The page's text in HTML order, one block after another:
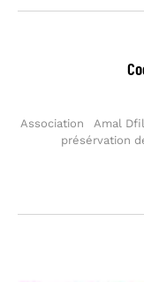
Association Amal
présérvation